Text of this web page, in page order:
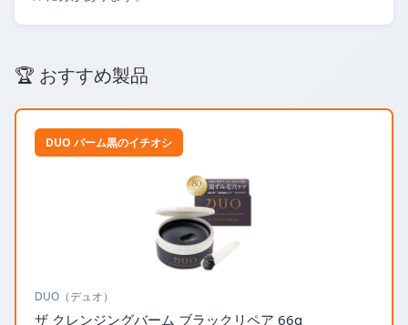
🏆 おすすめ製品
DUO バーム黒のイチオシ
DUO（デュオ）
ザ クレンジングバーム ブラックリペア 66g